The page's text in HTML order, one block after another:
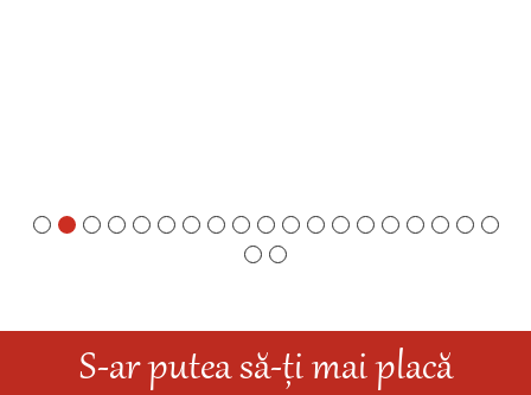
S-ar putea să-ți mai placă